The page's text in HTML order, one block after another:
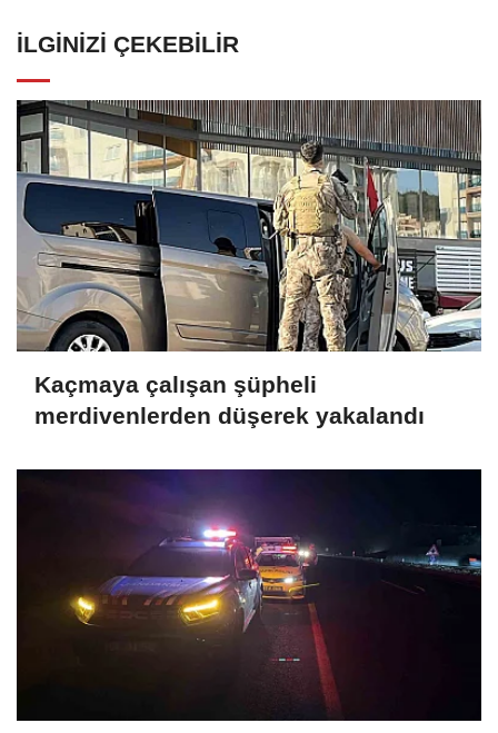
İLGINIZI ÇEKEBILIR
Kaçmaya çalışan şüpheli
merdivenlerden düşerek yakalandı